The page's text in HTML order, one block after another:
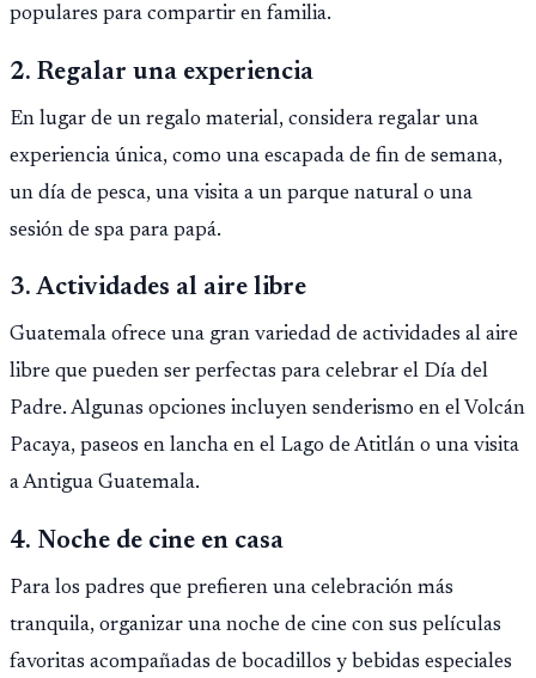
populares para compartir en familia.
2. Regalar una experiencia
En lugar de un regalo material, considera regalar una
experiencia única, como una escapada de fin de semana,
un día de pesca, una visita a un parque natural o una
sesión de spa para papá.
3. Actividades al aire libre
Guatemala ofrece una gran variedad de actividades al aire
libre que pueden ser perfectas para celebrar el Día del
Padre. Algunas opciones incluyen senderismo en el Volcán
Pacaya, paseos en lancha en el Lago de Atitlán o una visita
a Antigua Guatemala.
4. Noche de cine en casa
Para los padres que prefieren una celebración más
tranquila, organizar una noche de cine con sus películas
favoritas acompañadas de bocadillos y bebidas especiales